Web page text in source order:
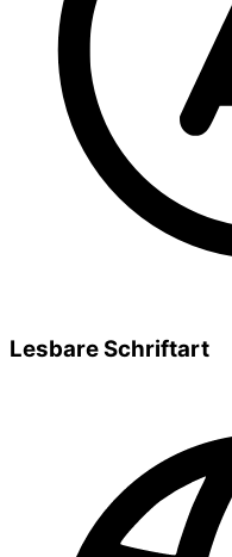
Lesbare Schriftart